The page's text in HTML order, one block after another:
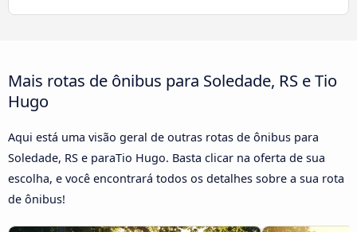
Mais rotas de ônibus para Soledade, RS e Tio
Hugo
Aqui está uma visão geral de outras rotas de ônibus para
Soledade, RS e paraTio Hugo. Basta clicar na oferta de sua
escolha, e você encontrará todos os detalhes sobre a sua rota
de ônibus!